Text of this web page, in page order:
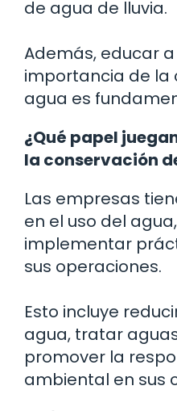
de agua de lluvia.
Además, educar
importancia de la
agua es
¿Qué papel
la conservación
Las empresas
en el uso del
implementar
sus operaciones.
Esto incluye
agua, tratar
promover la
ambiental en sus